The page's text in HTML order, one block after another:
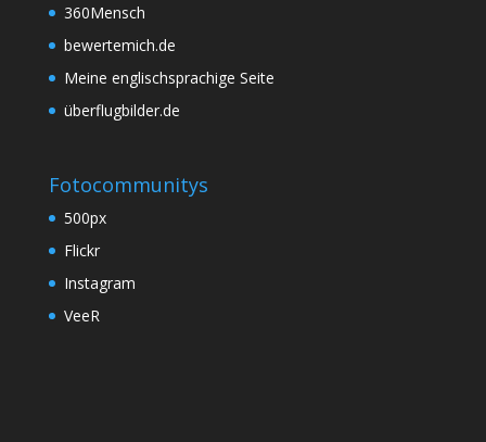
360Mensch
bewertemich.de
Meine englischsprachige Seite
überflugbilder.de
Fotocommunitys
500px
Flickr
Instagram
VeeR